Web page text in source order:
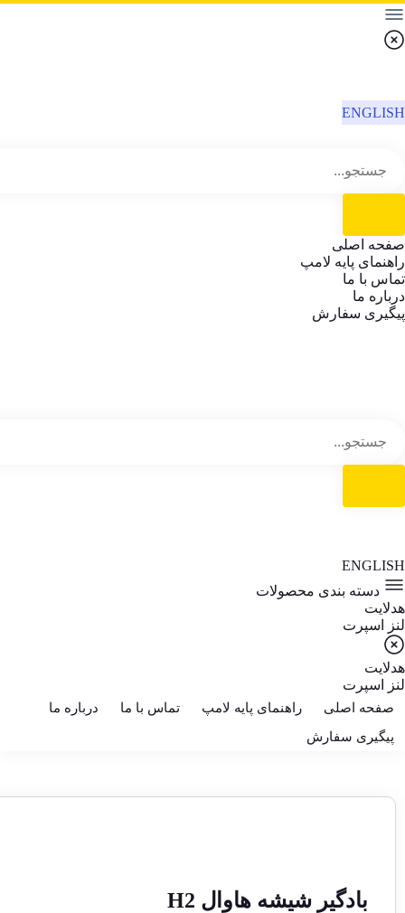
ENGLISH
صفحه اصلی
راهنمای پایه لامپ
تماس با ما
درباره ما
پیگیری سفارش
ENGLISH
دسته بندی محصولات
هدلایت
لنز اسپرت
هدلایت
لنز اسپرت
صفحه اصلی راهنمای پایه لامپ تماس با ما
درباره ما
پیگیری سفارش
بادگیر شیشه هاوال H2